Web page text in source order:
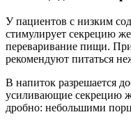
У пациентов с низким
стимулирует секрецию
переваривание пищи.
рекомендуют питаться
В напиток разрешается
усиливающие секрецию
дробно: небольшими